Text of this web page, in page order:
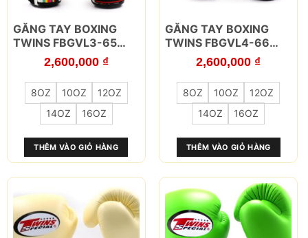
8OZ 10OZ
12OZ
14OZ
16OZ
GĂNG TAY BOXING
TWINS FBGVL3-65
CHESS2,600,000 ₫
THÊM VÀO GIỎ HÀNG
Sản
phẩm
có
nhiều
biến
thể.
Các
tùy
chọn
có
thể
chọn
trên
trang
8OZ 10OZ
12OZ
14OZ
16OZ
GĂNG TAY BOXING
TWINS FBGVL4-66
COMIC2,600,000 ₫
THÊM VÀO GIỎ HÀNG
Sản
phẩm
có
nhiều
biến
thể.
Các
tùy
chọn
có
thể
được
chọn
trên
trang